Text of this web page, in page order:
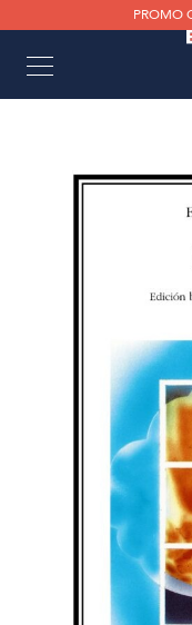
PROMO